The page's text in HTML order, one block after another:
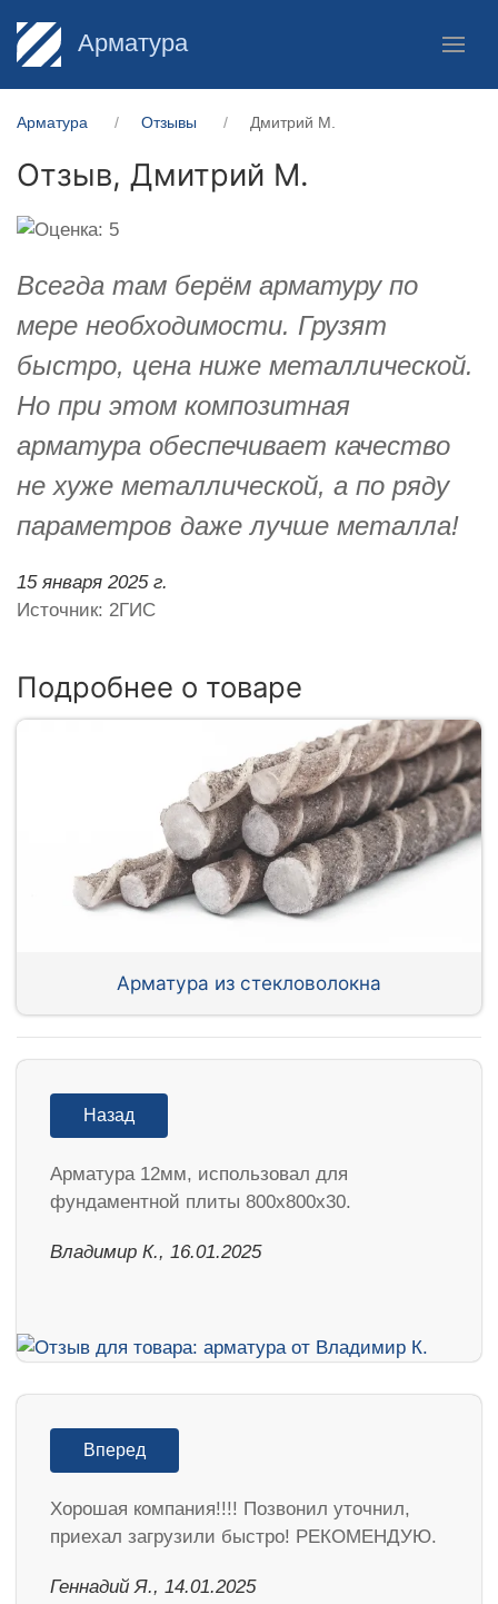
Арматура
Арматура Отзывы Дмитрий М.
Отзыв, Дмитрий М.
Всегда там берём арматуру по
мере необходимости. Грузят
быстро, цена ниже металлической.
Но при этом композитная
арматура обеспечивает качество
не хуже металлической, а по ряду
параметров даже лучше металла!
15 января 2025 г.
Источник: 2ГИС
Подробнее о товаре
Арматура из стекловолокна
Назад
Арматура 12мм, использовал для
фундаментной плиты 800х800х30.
Владимир К., 16.01.2025
Вперед
Хорошая компания!!!! Позвонил уточнил,
приехал загрузили быстро! РЕКОМЕНДУЮ.
Геннадий Я., 14.01.2025